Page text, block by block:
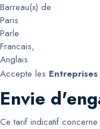
Barreau(x) de
Paris
Parle
Francais,
Anglais
Accepte les Entreprises
Envie
Ce tarif indicatif concerne